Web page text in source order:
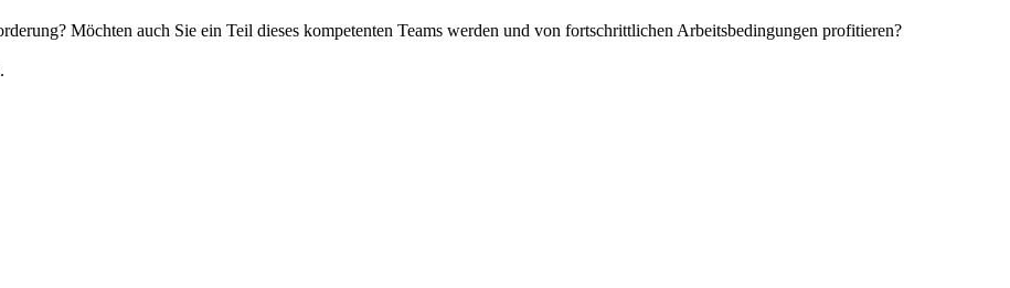
Möchten auch Sie ein Teil dieses kompetenten Teams werden und von fortschrittlichen Arbeitsbedingungen profitieren?